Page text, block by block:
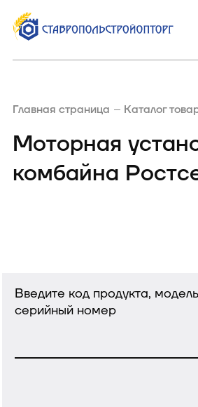
Главная страница Каталог
Моторная
комбайна
Введите код продукта,
серийный номер